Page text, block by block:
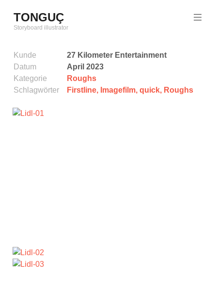
Inhalt
springen
TONGUÇ
Storyboard illustrator
Kunde
27 Kilometer Entertainment
Datum
April 2023
Kategorie
Roughs
Schlagwörter
Firstline, Imagefilm,quick, Roughs